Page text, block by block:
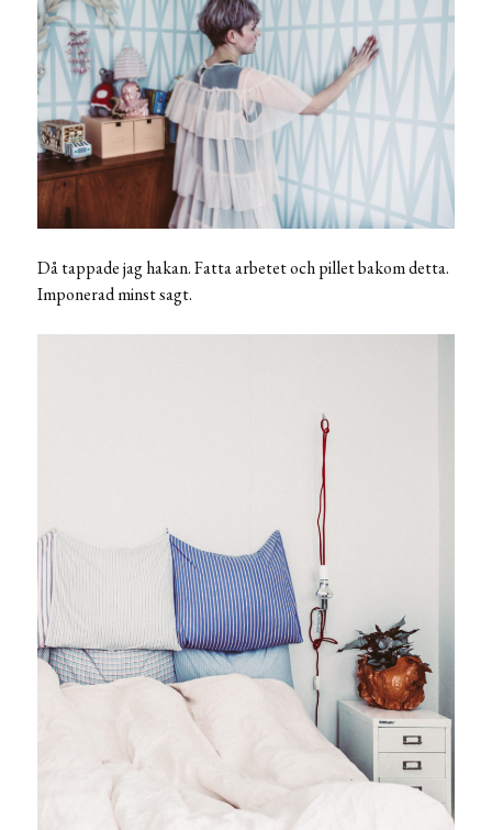
Då tappade jag hakan. Fatta arbetet och pillet bakom detta.
Imponerad minst sagt.